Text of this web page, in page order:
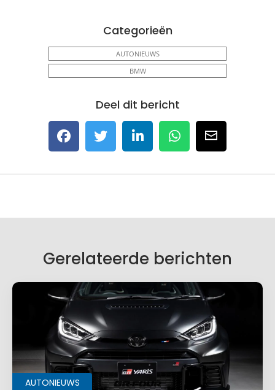
Categorieën
AUTONIEUWS
BMW
Deel dit bericht
Gerelateerde berichten
AUTONIEUWS